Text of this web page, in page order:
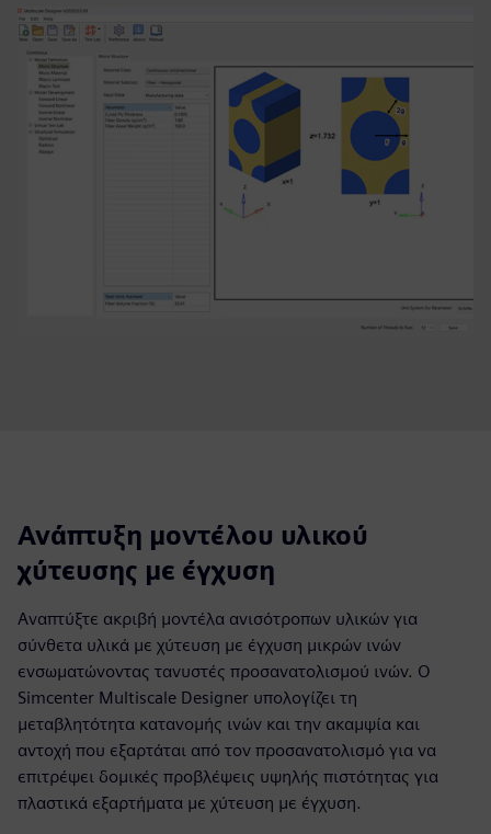
Ανάπτυξη μοντέλου υλικού
χύτευσης με έγχυση
Αναπτύξτε ακριβή μοντέλα ανισότροπων υλικών για
σύνθετα υλικά με χύτευση με έγχυση μικρών ινών
ενσωματώνοντας τανυστές προσανατολισμού ινών. Ο
Simcenter Multiscale Designer υπολογίζει τη
μεταβλητότητα κατανομής ινών και την ακαμψία και
αντοχή που εξαρτάται από τον προσανατολισμό για να
επιτρέψει δομικές προβλέψεις υψηλής πιστότητας για
πλαστικά εξαρτήματα με χύτευση με έγχυση.